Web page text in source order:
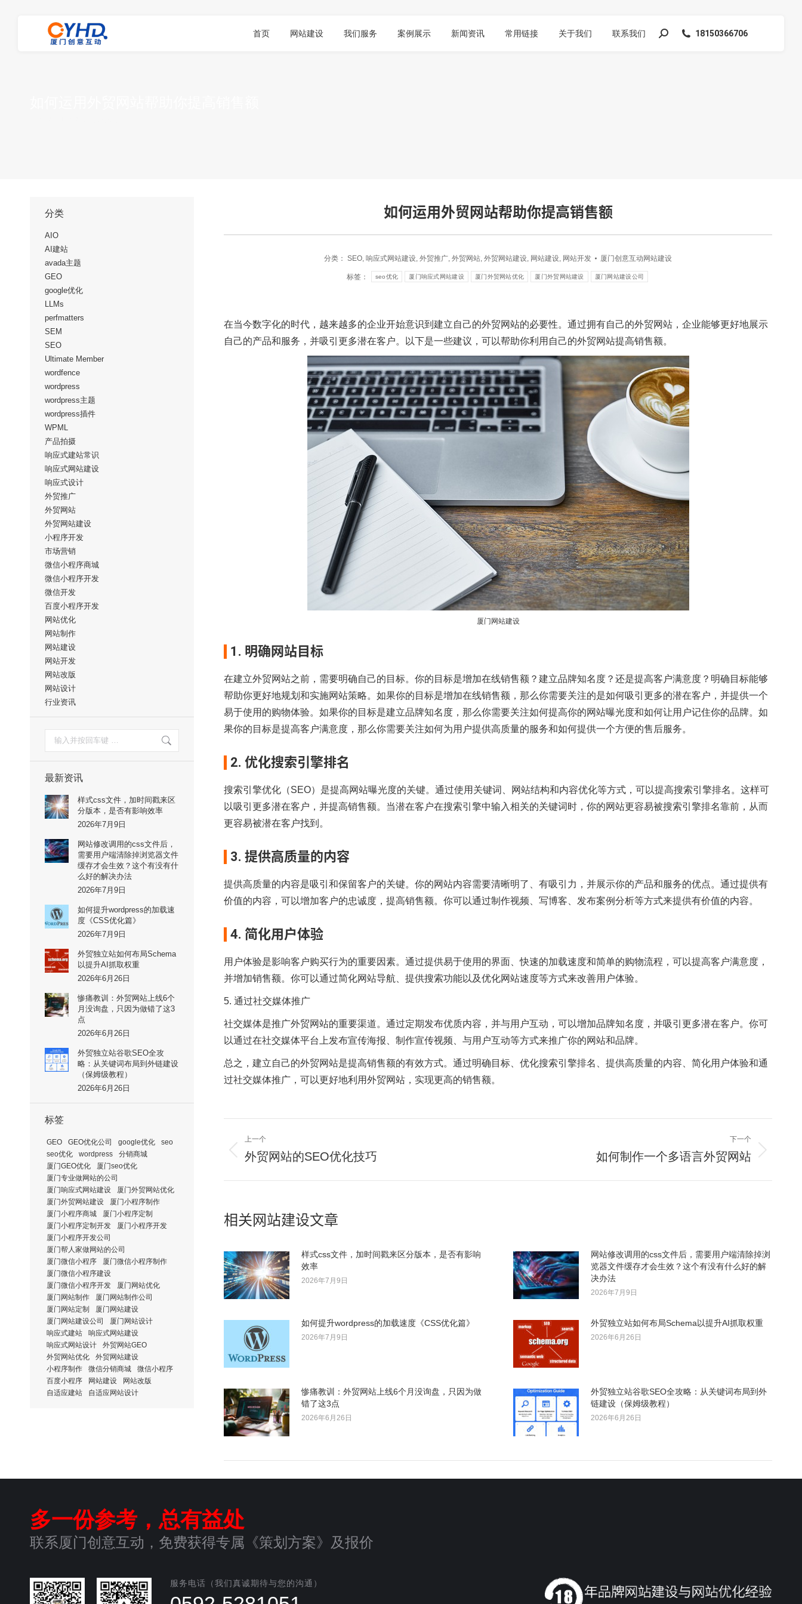
首页 网站建设 我们服务 案例展示 新闻资讯 常用链接 关于我们 联系我们
搜
18150366706
如何运用外贸网站帮助你提高销售额
分类： SEO, 响应式网站建设, 外贸推广, 外贸网站, 外贸网站建设, 网站建设, 网站开发 厦门创意互动网站建设
标签： seo优化 厦门响应式网站建设 厦门外贸网站优化 厦门外贸网站建设 厦门网站建设公司
在当今数字化的时代，越来越多的企业开始意识到建立自己的外贸网站的必要性。通过拥有自己的外贸网站，企业能够更好地展示
自己的产品和服务，并吸引更多潜在客户。以下是一些建议，可以帮助你利用自己的外贸网站提高销售额。
厦门网站建设
1. 明确网站目标
在建立外贸网站之前，需要明确自己的目标。你的目标是增加在线销售额？建立品牌知名度？还是提高客户满意度？明确目标能够
帮助你更好地规划和实施网站策略。如果你的目标是增加在线销售额，那么你需要关注的是如何吸引更多的潜在客户，并提供一个
易于使用的购物体验。如果你的目标是建立品牌知名度，那么你需要关注如何提高你的网站曝光度和如何让用户记住你的品牌。如
果你的目标是提高客户满意度，那么你需要关注如何为用户提供高质量的服务和如何提供一个方便的售后服务。
2. 优化搜索引擎排名
搜索引擎优化（SEO）是提高网站曝光度的关键。通过使用关键词、网站结构和内容优化等方式，可以提高搜索引擎排名。这样可
以吸引更多潜在客户，并提高销售额。当潜在客户在搜索引擎中输入相关的关键词时，你的网站更容易被搜索引擎排名靠前，从而
更容易被潜在客户找到。
3. 提供高质量的内容
提供高质量的内容是吸引和保留客户的关键。你的网站内容需要清晰明了、有吸引力，并展示你的产品和服务的优点。通过提供有
价值的内容，可以增加客户的忠诚度，提高销售额。你可以通过制作视频、写博客、发布案例分析等方式来提供有价值的内容。
4. 简化用户体验
用户体验是影响客户购买行为的重要因素。通过提供易于使用的界面、快速的加载速度和简单的购物流程，可以提高客户满意度，
并增加销售额。你可以通过简化网站导航、提供搜索功能以及优化网站速度等方式来改善用户体验。
5. 通过社交媒体推广
社交媒体是推广外贸网站的重要渠道。通过定期发布优质内容，并与用户互动，可以增加品牌知名度，并吸引更多潜在客户。你可
以通过在社交媒体平台上发布宣传海报、制作宣传视频、与用户互动等方式来推广你的网站和品牌。
总之，建立自己的外贸网站是提高销售额的有效方式。通过明确目标、优化搜索引擎排名、提供高质量的内容、简化用户体验和通
过社交媒体推广，可以更好地利用外贸网站，实现更高的销售额。
文
章
航
上一个
上
篇：
外贸网站的SEO优化技巧
下一个
篇：
如何制作一个多语言外贸网站
相关网站建设文章
样式css文件，加时间戳来区分版本，是否有影响
效率
2026年7月9日
网站修改调用的css文件后，需要用户端清除掉浏
览器文件缓存才会生效？这个有没有什么好的解
决办法
2026年7月9日
如何提升wordpress的加载速度《CSS优化篇》
2026年7月9日
外贸独立站如何布局Schema以提升AI抓取权重
2026年6月26日
惨痛教训：外贸网站上线6个月没询盘，只因为做
错了这3点
2026年6月26日
外贸独立站谷歌SEO全攻略：从关键词布局到外
链建设（保姆级教程）
2026年6月26日
分类
AIO
AI建站
avada主题
GEO
google优化
LLMs
perfmatters
SEM
SEO
Ultimate Member
wordfence
wordpress
wordpress主题
wordpress插件
WPML
产品拍摄
响应式建站常识
响应式网站建设
响应式设计
外贸推广
外贸网站
外贸网站建设
小程序开发
市场营销
微信小程序商城
微信小程序开发
微信开发
百度小程序开发
网站优化
网站制作
网站建设
网站开发
网站改版
网站设计
行业资讯
索：
最新资讯
样式css文件，加时间戳来区
分版本，是否有影响效率
2026年7月9日
网站修改调用的css文件后，
需要用户端清除掉浏览器文件
缓存才会生效？这个有没有什
么好的解决办法
2026年7月9日
如何提升wordpress的加载速
度《CSS优化篇》
2026年7月9日
外贸独立站如何布局Schema
以提升AI抓取权重
2026年6月26日
惨痛教训：外贸网站上线6个
月没询盘，只因为做错了这3
点
2026年6月26日
外贸独立站谷歌SEO全攻
略：从关键词布局到外链建设
（保姆级教程）
2026年6月26日
标签
GEO GEO优化公司 google优化
seo
seo优化
wordpress
分销商城
厦门GEO优化
厦门seo优化
厦门专业做网站的公司
厦门响应式网站建设
厦门外贸网站优化
厦门外贸网站建设
厦门小程序制作
厦门小程序商城
厦门小程序定制
厦门小程序定制开发
厦门小程序开发
厦门小程序开发公司
厦门帮人家做网站的公司
厦门微信小程序
厦门微信小程序制作
厦门微信小程序建设
厦门微信小程序开发
厦门网站优化
厦门网站制作
厦门网站制作公司
厦门网站定制
厦门网站建设
厦门网站建设公司
厦门网站设计
响应式建站
响应式网站建设
响应式网站设计
外贸网站GEO
外贸网站优化
外贸网站建设
小程序制作
微信分销商城
微信小程序
百度小程序
网站建设
网站改版
自适应建站
自适应网站设计
多一份参考，总有益处
联系厦门创意互动，免费获得专属《策划方案》及报价
服务电话（我们真诚期待与您的沟通）